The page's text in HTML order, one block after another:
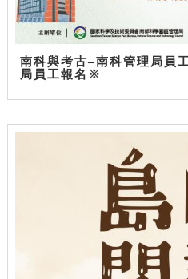
南科與考古–南科管理局員
局員工報名※